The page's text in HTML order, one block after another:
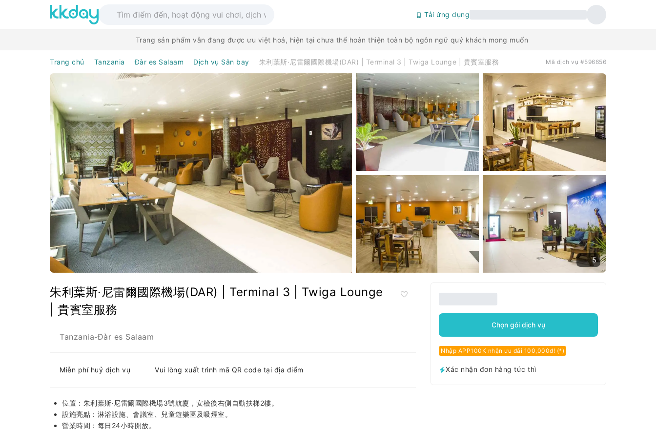
Tải ứng dụng
Trang sản phẩm vẫn đang được ưu việt hoá, hiện tại chưa thể hoàn thiện toàn bộ ngôn ngữ quý khách mong muốn
Trang chủ Tanzania Đàr es Salaam Dịch vụ Sân bay 朱利葉斯·尼雷爾國際機場(DAR) | Terminal 3 | Twiga Lounge | 貴賓室服務 Mã dịch vụ #596656
5
朱利葉斯·尼雷爾國際機場(DAR) | Terminal 3 | Twiga Lounge
| 貴賓室服務
Tanzania-Đàr es Salaam
Miễn phí huỷ dịch vụ Vui lòng xuất trình mã QR code tại địa điểm
位置：朱利葉斯·尼雷爾國際機場3號航廈，安檢後右側自動扶梯2樓。
設施亮點：淋浴設施、會議室、兒童遊樂區及吸煙室。
營業時間：每日24小時開放。
Chọn gói dịch vụ
Nhập APP100K nhận ưu đãi 100,000đ! (*)
Xác nhận đơn hàng tức thì